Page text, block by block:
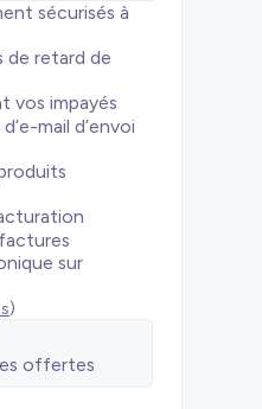
sécurisés à
de retard de
vos impayés
mail d’envoi
sur
)
offertes